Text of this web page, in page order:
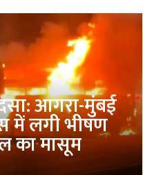
आगरा-मुंबई
में लगी भीषण
का मासूम